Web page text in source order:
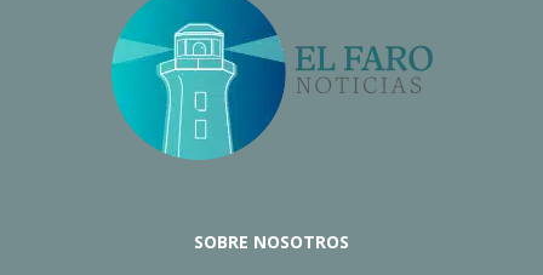
SOBRE NOSOTROS